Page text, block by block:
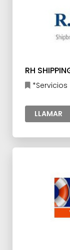
RH
*Servicios
LLAMAR